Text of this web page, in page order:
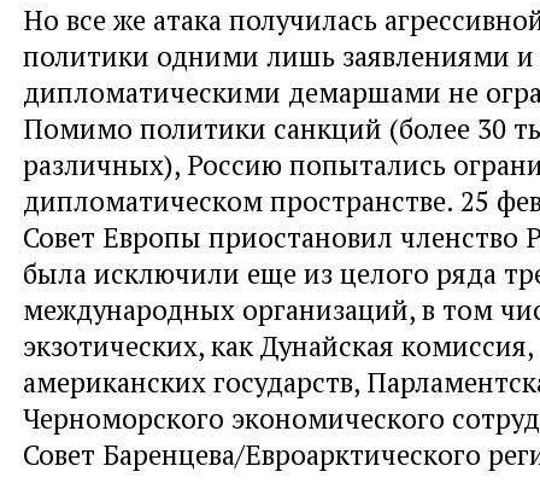
Но все же атака получилась
политики одними лишь заявлениями и
дипломатическими демаршами не
Помимо политики санкций (более 30
различных), Россию попытались
дипломатическом пространстве. 25
Совет Европы приостановил членство
была исключили еще из целого ряда
международных организаций, в том
экзотических, как Дунайская
американских государств,
Черноморского экономического
Совет Баренцева/Евроарктического